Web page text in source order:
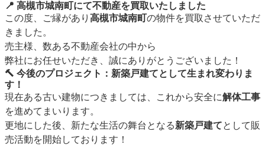
📍 高槻市城南町にて不動産を買取いたしました
この度、ご縁があり 高槻市城南町の物件を買取させていただ
きました。
売主様、数ある不動産会社の中から
弊社にお任せいただき、誠にありがとうございました！
🔨 今後のプロジェクト：新築戸建てとして生まれ変わりま
す！
現在ある古い建物につきましては、これから安全に解体工事
を進めてまいります。
更地にした後、新たな生活の舞台となる新築戸建てとして販
売活動を開始しております！